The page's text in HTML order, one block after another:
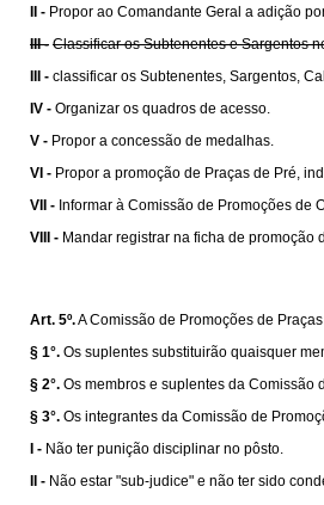
II - Propor ao Comandante Geral a adição
III - Classificar os Subtenentes e Sargentos
III - classificar os Subtenentes, Sargentos,
IV - Organizar os quadros de acesso.
V - Propor a concessão de medalhas.
VI - Propor a promoção de Praças de Pré,
VII - Informar à Comissão de Promoções de
VIII - Mandar registrar na ficha de promoção
Art. 5º.A Comissão de Promoções de
§ 1°. Os suplentes substituirão quaisquer
§ 2°. Os membros e suplentes da Comissão
§ 3°. Os integrantes da Comissão de
I - Não ter punição disciplinar no pôsto.
II - Não estar "sub-judice" e não ter sido